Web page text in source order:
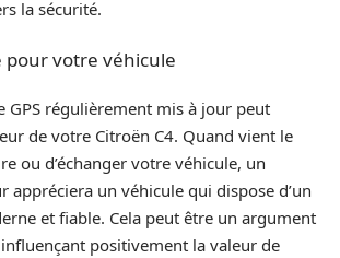
la sécurité.
pour votre véhicule
GPS régulièrement mis à jour peut
de votre Citroën C4. Quand vient le
ou d’échanger votre véhicule, un
appréciera un véhicule qui dispose d’un
et fiable. Cela peut être un argument
positivement la valeur de